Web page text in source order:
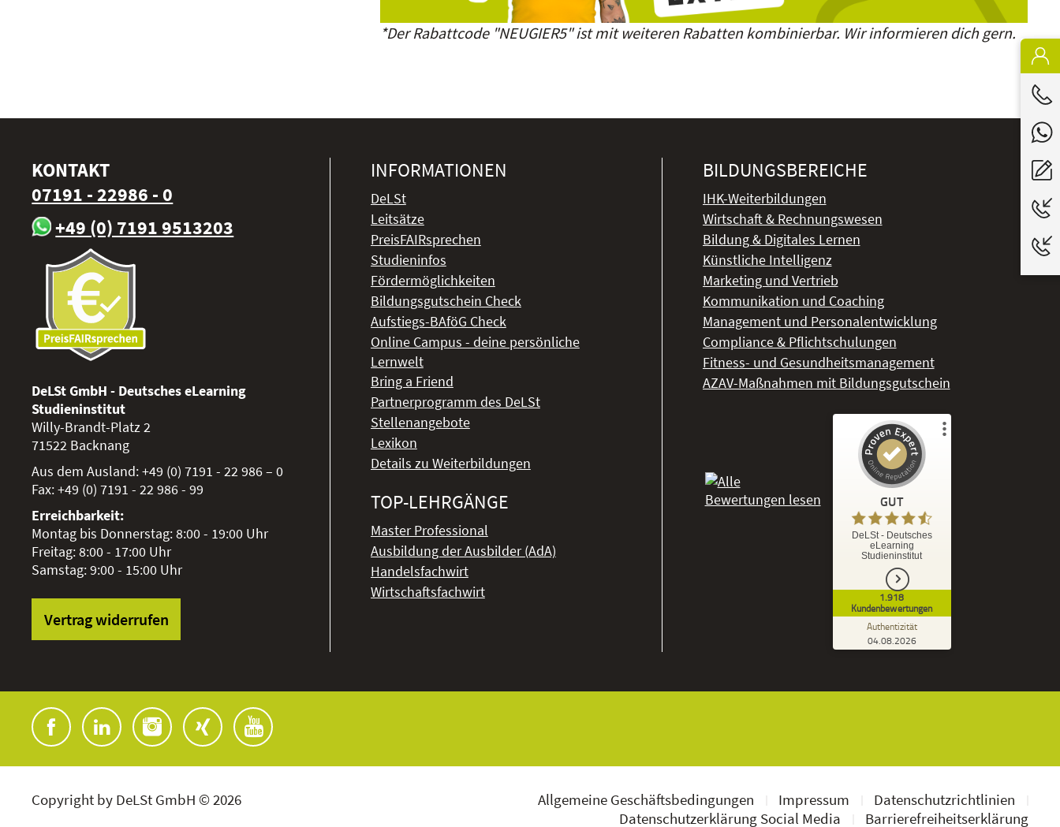
*Der Rabattcode "NEUGIER5" ist mit weiteren Rabatten kombinierbar. Wir informieren dich gern.
KONTAKT
07191 - 22986 - 0
+49 (0) 7191 9513203
DeLSt GmbH - Deutsches eLearning
Studieninstitut
Willy-Brandt-Platz 2
71522 Backnang
Aus dem Ausland:+49 (0) 7191 - 22 986 – 0
Fax:+49 (0) 7191 - 22 986 - 99
Erreichbarkeit:
Montag bis Donnerstag: 8:00 - 19:00 Uhr
Freitag: 8:00 - 17:00 Uhr
Samstag: 9:00 - 15:00 Uhr
Vertrag widerrufen
INFORMATIONEN
DeLSt
Leitsätze
PreisFAIRsprechen
Studieninfos
Fördermöglichkeiten
Bildungsgutschein Check
Aufstiegs-BAföG Check
Online Campus - deine persönliche
Lernwelt
Bring a Friend
Partnerprogramm des DeLSt
Stellenangebote
Lexikon
Details zu Weiterbildungen
TOP-LEHRGÄNGE
Master Professional
Ausbildung der Ausbilder (AdA)
Handelsfachwirt
Wirtschaftsfachwirt
BILDUNGSBEREICHE
IHK-Weiterbildungen
Wirtschaft & Rechnungswesen
Bildung & Digitales Lernen
Künstliche Intelligenz
Marketing und Vertrieb
Kommunikation und Coaching
Management und Personalentwicklung
Compliance & Pflichtschulungen
Fitness- und Gesundheitsmanagement
AZAV-Maßnahmen mit Bildungsgutschein
GUT
DeLSt - Deutsches
eLearning
Studieninstitut
1.918
Kundenbewertungen
Authentizität
04.08.2026
Kundenbewertungen und Erfahrungen zu
DeLSt - Deutsches eLearning Studieninstitut
ProvenExpert.com
ProvenExpert.com
1.827
Bewertungen von
Copyright by DeLSt GmbH © 2026 Allgemeine Geschäftsbedingungen Impressum
Datenschutzrichtlinien
Datenschutzerklärung Social Media
Barrierefreiheitserklärung